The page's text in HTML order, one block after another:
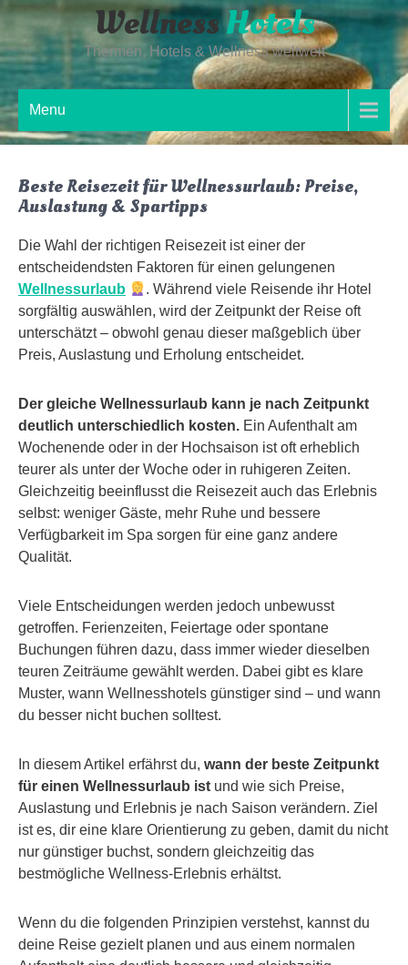
Skip
content
WellnessHotels
Thermen, Hotels & Wellness weltweit
Menu
Beste Reisezeit für Wellnessurlaub: Preise,
Auslastung & Spartipps
Die Wahl der richtigen Reisezeit ist einer der
entscheidendsten Faktoren für einen gelungenen
Wellnessurlaub
. Während viele Reisende ihr Hotel
sorgfältig auswählen, wird der Zeitpunkt der Reise oft
unterschätzt – obwohl genau dieser maßgeblich über
Preis, Auslastung und Erholung entscheidet.
Der gleiche Wellnessurlaub kann je nach Zeitpunkt
deutlich unterschiedlich kosten. Ein Aufenthalt am
Wochenende oder in der Hochsaison ist oft erheblich
teurer als unter der Woche oder in ruhigeren Zeiten.
Gleichzeitig beeinflusst die Reisezeit auch das Erlebnis
selbst: weniger Gäste, mehr Ruhe und bessere
Verfügbarkeit im Spa sorgen für eine ganz andere
Qualität.
Viele Entscheidungen werden jedoch unbewusst
getroffen. Ferienzeiten, Feiertage oder spontane
Buchungen führen dazu, dass immer wieder dieselben
teuren Zeiträume gewählt werden. Dabei gibt es klare
Muster, wann Wellnesshotels günstiger sind – und wann
du besser nicht buchen solltest.
In diesem Artikel erfährst du, wann der beste Zeitpunkt
für einen Wellnessurlaub ist und wie sich Preise,
Auslastung und Erlebnis je nach Saison verändern. Ziel
ist es, dir eine klare Orientierung zu geben, damit du nicht
nur günstiger buchst, sondern gleichzeitig das
bestmögliche Wellness-Erlebnis erhältst.
Wenn du die folgenden Prinzipien verstehst, kannst du
deine Reise gezielt planen und aus einem normalen